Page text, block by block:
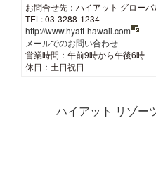
お問合せ先：ハイアット グロー
TEL: 03-3288-1234
http://www.hyatt-hawaii.com
メールでのお問い合わせ
営業時間：午前9時から午後6時
休日：土日祝日
ハイアット リゾー